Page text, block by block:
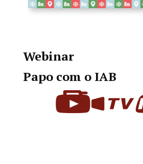
Webinar
Papo com o IAB